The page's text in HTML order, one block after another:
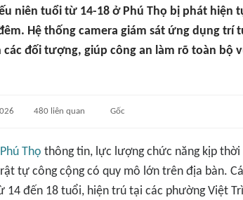
niên tuổi từ 14-18 ở Phú Thọ bị phát hiện
Hệ thống camera giám sát ứng dụng trí
đối tượng, giúp công an làm rõ toàn bộ
480liên quan Gốc
Thọ thông tin, lực lượng chức năng kịp thời
tự công cộng có quy mô lớn trên địa bàn.
đến 18 tuổi, hiện trú tại các phường Việt